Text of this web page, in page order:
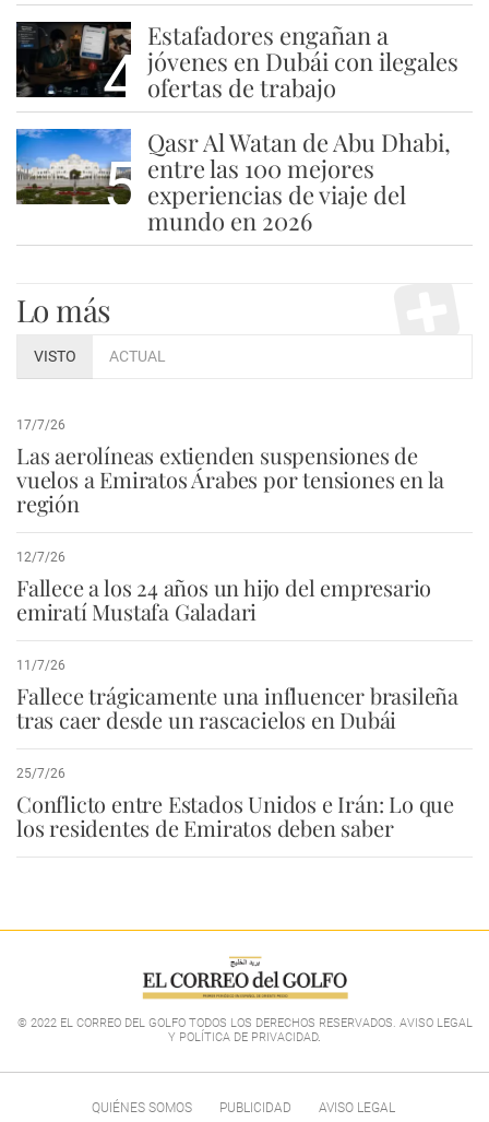
4
Estafadores engañan a
jóvenes en Dubái con ilegales
ofertas de trabajo
5
Qasr Al Watan de Abu Dhabi,
entre las 100 mejores
experiencias de viaje del
mundo en 2026
Lo más
VISTO ACTUAL
17/7/26
Las aerolíneas extienden suspensiones de
vuelos a Emiratos Árabes por tensiones en la
región
12/7/26
Fallece a los 24 años un hijo del empresario
emiratí Mustafa Galadari
11/7/26
Fallece trágicamente una influencer brasileña
tras caer desde un rascacielos en Dubái
25/7/26
Conflicto entre Estados Unidos e Irán: Lo que
los residentes de Emiratos deben saber
© 2022 EL CORREO DEL GOLFO TODOS LOS DERECHOS RESERVADOS. AVISO LEGAL
Y POLÍTICA DE PRIVACIDAD.
QUIÉNES SOMOS PUBLICIDAD AVISO LEGAL